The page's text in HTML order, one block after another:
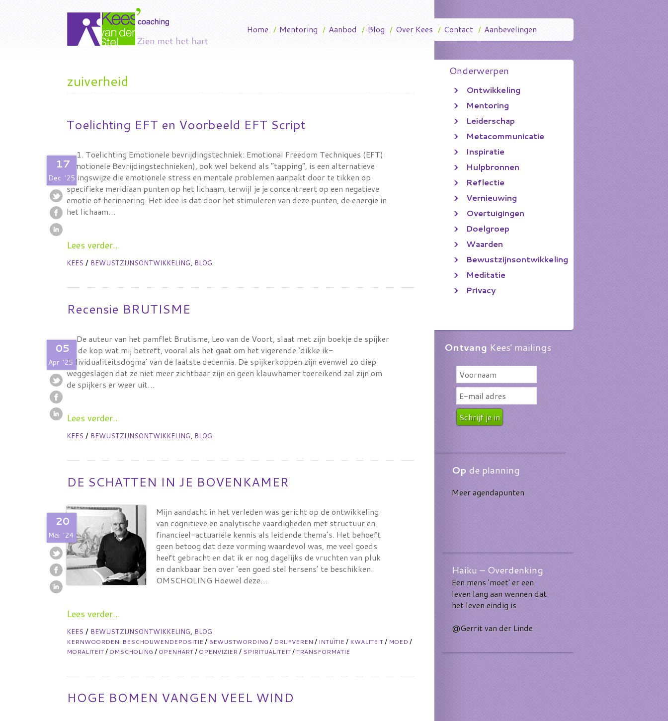
Onderwerpen
Ontwikkeling
Mentoring
Leiderschap
Metacommunicatie
Inspiratie
Hulpbronnen
Reflectie
Vernieuwing
Overtuigingen
Doelgroep
Waarden
Bewustzijnsontwikkeling
Meditatie
Privacy
Ontvang Kees' mailings
Opde planning
Meer agendapunten
Haiku – Overdenking
Een mens 'moet' er een
leven lang aan wennen dat
het leven eindig is
@Gerrit van der Linde
Home / Mentoring / Aanbod / Blog / Over Kees / Contact / Aanbevelingen
zuiverheid
Toelichting EFT en Voorbeeld EFT Script
17
Dec '25
1. Toelichting Emotionele bevrijdingstechniek: Emotional Freedom Techniques (EFT)
(Emotionele Bevrijdingstechnieken), ook wel bekend als “tapping”, is een alternatieve
helingswijze die emotionele stress en mentale problemen aanpakt door te tikken op
specifieke meridiaan punten op het lichaam, terwijl je je concentreert op een negatieve
emotie of herinnering. Het idee is dat door het stimuleren van deze punten, de energie in
het lichaam…
Lees verder...
KEES/ BEWUSTZIJNSONTWIKKELING, BLOG
Recensie BRUTISME
05
Apr '25
De auteur van het pamflet Brutisme, Leo van de Voort, slaat met zijn boekje de spijker
op de kop wat mij betreft, vooral als het gaat om het vigerende ‘dikke ik-
individualiteitsdogma’ van de laatste decennia. De spijkerkoppen zijn evenwel zo diep
weggeslagen dat ze niet meer zichtbaar zijn en geen klauwhamer toereikend zal zijn om
de spijkers er weer uit…
Lees verder...
KEES/ BEWUSTZIJNSONTWIKKELING, BLOG
DE SCHATTEN IN JE BOVENKAMER
20
Mei '24
Mijn aandacht in het verleden was gericht op de ontwikkeling
van cognitieve en analytische vaardigheden met structuur en
financieel-actuariële kennis als leidende thema’s. Het behoeft
geen betoog dat deze vorming waardevol was, me veel goeds
heeft gebracht en dat ik er nog dagelijks de vruchten van pluk
en dankbaar ben over ‘een goed stel hersens’ te beschikken.
OMSCHOLING Hoewel deze…
Lees verder...
KEES/ BEWUSTZIJNSONTWIKKELING, BLOG
KERNWOORDEN: BESCHOUWENDEPOSITIE / BEWUSTWORDING / DRIJFVEREN / INTUÏTIE / KWALITEIT / MOED /
MORALITEIT / OMSCHOLING / OPENHART / OPENVIZIER / SPIRITUALITEIT / TRANSFORMATIE
HOGE BOMEN VANGEN VEEL WIND